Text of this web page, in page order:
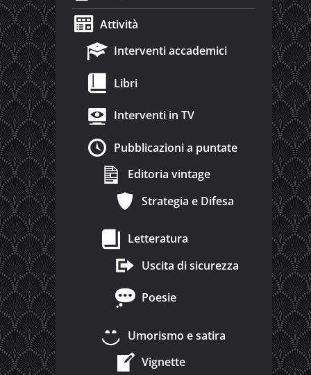
Attività
Interventi accademici
Libri
Interventi in TV
Pubblicazioni a puntate
Editoria vintage
Strategia e Difesa
Letteratura
Uscita di sicurezza
Poesie
Umorismo e satira
Vignette